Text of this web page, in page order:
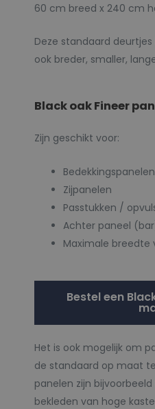
60 cm breed x 240 cm
Deze standaard
ook breder, smaller,
Black oak Fineer
Zijn geschikt voor:
Bedekkingspanelen
Zijpanelen
Passtukken /
Achter paneel
Maximale breedte
Bestel een
Het is ook mogelijk om
de standaard op maat
panelen zijn
bekleden van hoge